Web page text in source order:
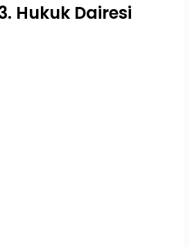
Hukuk Dairesi